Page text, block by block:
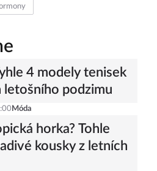
4 modely tenisek
letošního podzimu
Móda
horka? Tohle
kousky z letních